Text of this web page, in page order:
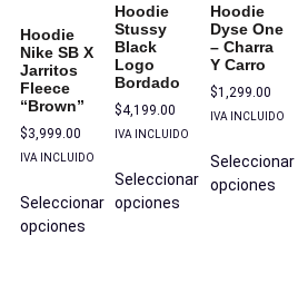
Hoodie
Nike SB X
Jarritos
Fleece
“Brown”
$3,999.00
IVA INCLUIDO
Seleccionar
opciones
Hoodie
Stussy
Black
Logo
Bordado
$4,199.00
IVA INCLUIDO
Seleccionar
opciones
Hoodie
Dyse One
– Charra
Y Carro
$1,299.00
IVA INCLUIDO
Seleccionar
opciones